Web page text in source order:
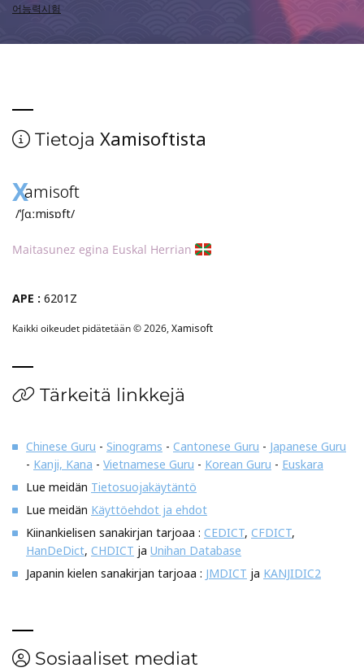
어능력시험
Tietoja Xamisoftista
Xamisoft
/ˈʃɑːmisɒft/
Maitasunez egina Euskal Herrian
APE : 6201Z
Kaikki oikeudet pidätetään © 2026,Xamisoft
Tärkeitä linkkejä
Chinese Guru - Sinograms - Cantonese Guru - Japanese Guru
- Kanji, Kana - Vietnamese Guru - Korean Guru - Euskara
Lue meidän Tietosuojakäytäntö
Lue meidän Käyttöehdot ja ehdot
Kiinankielisen sanakirjan tarjoaa : CEDICT, CFDICT,
HanDeDict, CHDICT ja Unihan Database
Japanin kielen sanakirjan tarjoaa : JMDICT ja KANJIDIC2
Sosiaaliset mediat